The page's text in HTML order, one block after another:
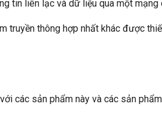
tin liên lạc và dữ liệu qua một mạng
truyền thông hợp nhất khác được
các sản phẩm này và các sản